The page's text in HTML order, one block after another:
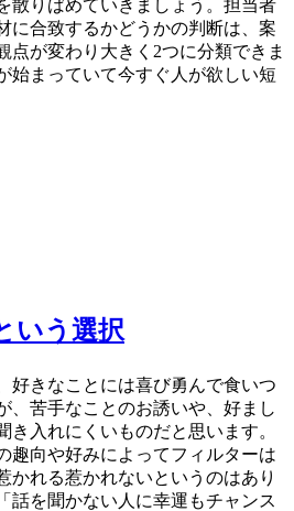
散りばめていきましょう。担当者
に合致するかどうかの判断は、案
点が変わり大きく2つに分類できま
始まっていて今すぐ人が欲しい短
いう選択
好きなことには喜び勇んで食いつ
、苦手なことのお誘いや、好まし
き入れにくいものだと思います。
趣向や好みによってフィルターは
かれる惹かれないというのはあり
話を聞かない人に幸運もチャンス